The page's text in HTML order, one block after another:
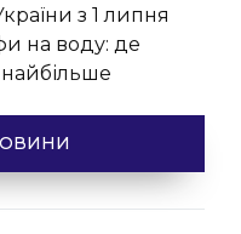
з 1 липня
на воду: де